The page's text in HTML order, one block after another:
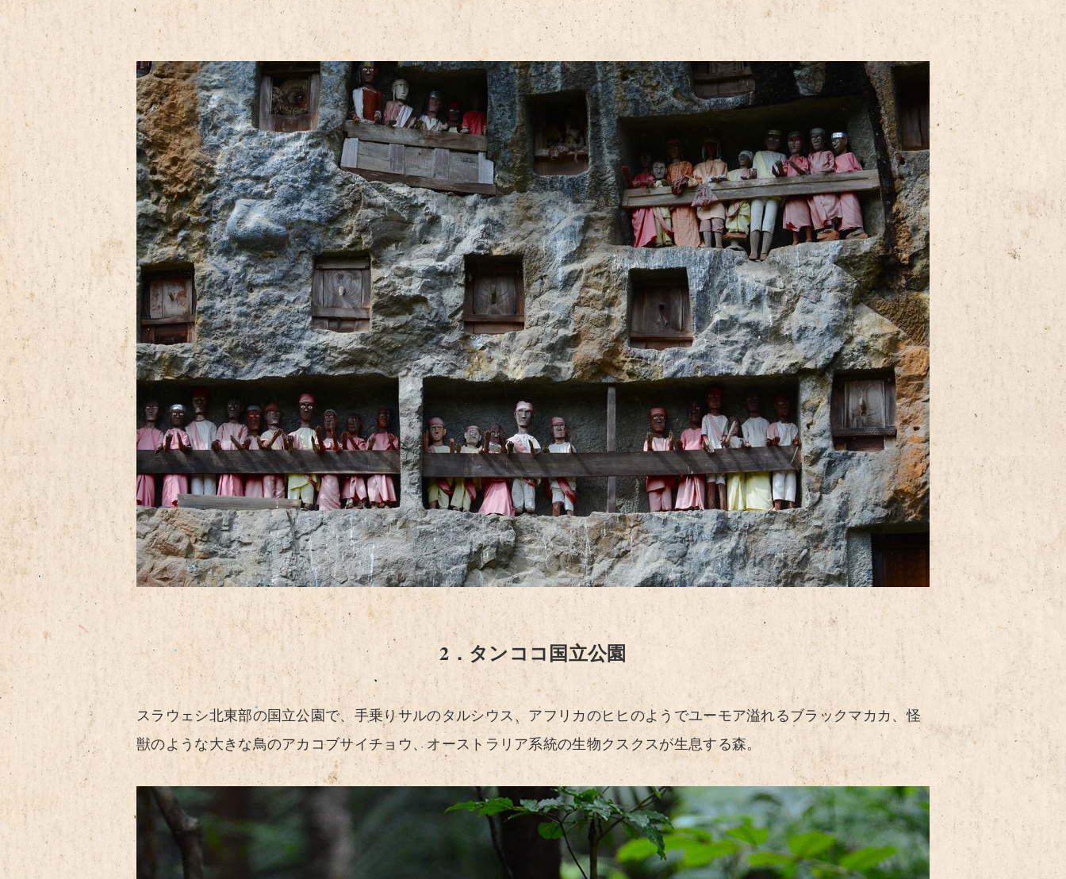
2．タンココ国立公園
スラウェシ北東部の国立公園で、手乗りサルのタルシウス、アフリカのヒヒのようでユーモア溢れるブラックマカカ、怪
獣のような大きな鳥のアカコブサイチョウ、オーストラリア系統の生物クスクスが生息する森。